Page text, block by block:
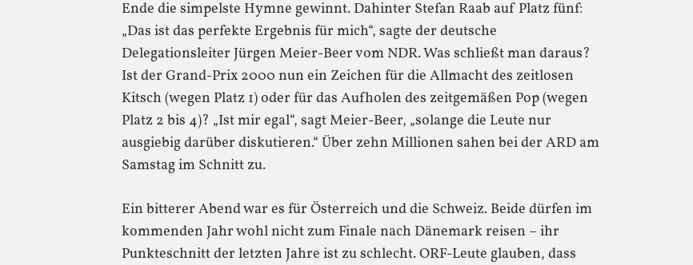
Ende die simpelste Hymne gewinnt. Dahinter Stefan Raab auf Platz fünf:
„Das ist das perfekte Ergebnis für mich“, sagte der deutsche
Delegationsleiter Jürgen Meier-Beer vom NDR. Was schließt man daraus?
Ist der Grand-Prix 2000 nun ein Zeichen für die Allmacht des zeitlosen
Kitsch (wegen Platz 1) oder für das Aufholen des zeitgemäßen Pop (wegen
Platz 2 bis 4)? „Ist mir egal“, sagt Meier-Beer, „solange die Leute nur
ausgiebig darüber diskutieren.“ Über zehn Millionen sahen bei der ARD am
Samstag im Schnitt zu.
Ein bitterer Abend war es für Österreich und die Schweiz. Beide dürfen im
kommenden Jahr wohl nicht zum Finale nach Dänemark reisen – ihr
Punkteschnitt der letzten Jahre ist zu schlecht. ORF-Leute glauben, dass